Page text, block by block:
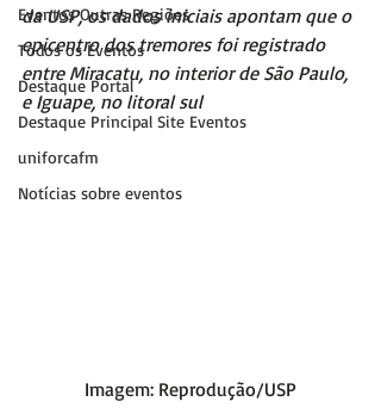
Eventos Outras Regiões
Todos os Eventos
Destaque Portal
Destaque Principal Site Eventos
uniforcafm
Notícias sobre eventos
da USP, os dados iniciais apontam que o
epicentro dos tremores foi registrado
entre Miracatu, no interior de São Paulo,
e Iguape, no litoral sul
Imagem: Reprodução/USP